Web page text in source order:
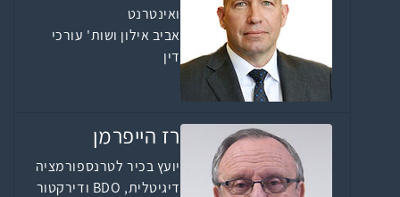
ואינטרנט
אביב אילון ושות' עורכי
דין
רז הייפרמן
יועץ בכיר לטרנספורמציה
דיגיטלית, BDO ודירקטור